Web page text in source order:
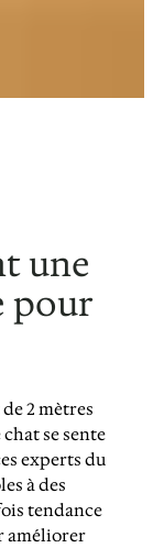
une
pour
2 mètres
se sente
experts du
à des
tendance
améliorer